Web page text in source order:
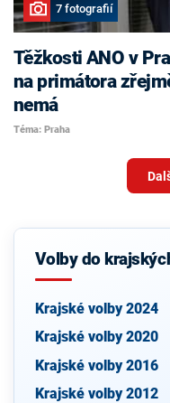
7 fotografií
Těžkosti ANO v
na primátora
nemá
Téma: Praha
Volby do
Krajské volby 2024
Krajské volby 2020
Krajské volby 2016
Krajské volby 2012